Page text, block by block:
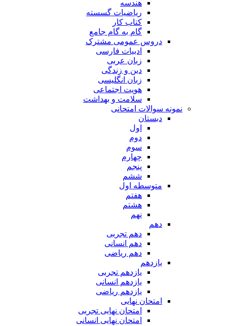
هندسه
ریاضیات گسسته
کتاب کار
گام به گام جامع
دروس عمومی مشترک
ادبیات فارسی
زبان عربی
دین و زندگی
زبان انگلیسی
هویت اجتماعی
سلامت و بهداشت
نمونه سوالات امتحانی
دبستان
اول
دوم
سوم
چهارم
پنجم
ششم
متوسطه اول
هفتم
هشتم
نهم
دهم
دهم تجربی
دهم انسانی
دهم ریاضی
یازدهم
یازدهم تجربی
یازدهم انسانی
یازدهم ریاضی
امتحان نهایی
امتحان نهایی تجربی
امتحان نهایی انسانی